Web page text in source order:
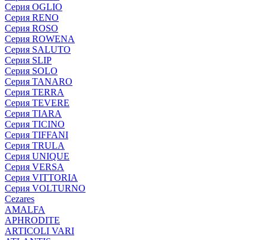
Серия OGLIO
Серия RENO
Серия ROSO
Серия ROWENA
Серия SALUTO
Серия SLIP
Серия SOLO
Серия TANARO
Серия TERRA
Серия TEVERE
Серия TIARA
Серия TICINO
Серия TIFFANI
Серия TRULA
Серия UNIQUE
Серия VERSA
Серия VITTORIA
Серия VOLTURNO
Cezares
AMALFA
APHRODITE
ARTICOLI VARI